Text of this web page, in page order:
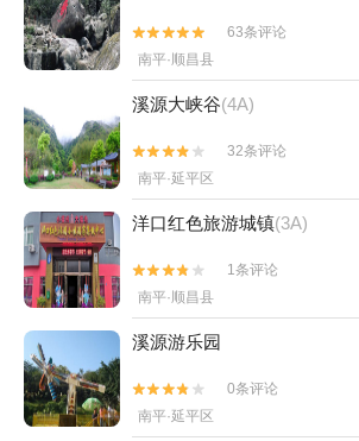


63条评论
南平·顺昌县
溪源大峡谷(4A)


32条评论
南平·延平区
洋口红色旅游城镇(3A)


1条评论
南平·顺昌县
溪源游乐园


0条评论
南平·延平区